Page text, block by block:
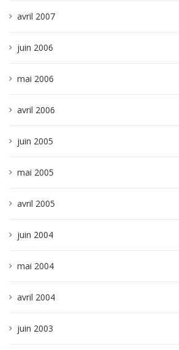
avril 2007
juin 2006
mai 2006
avril 2006
juin 2005
mai 2005
avril 2005
juin 2004
mai 2004
avril 2004
juin 2003